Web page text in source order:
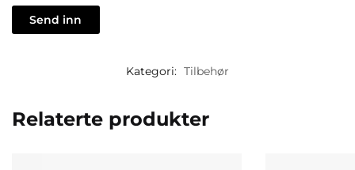
Kategori: Tilbehør
Relaterte produkter